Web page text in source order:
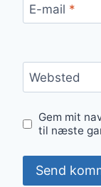
E-mail *
Websted
Gem mit
til næste